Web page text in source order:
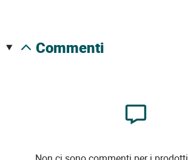
commenti